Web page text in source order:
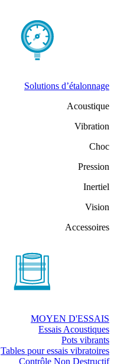
Solutions d’étalonnage
Acoustique
Vibration
Choc
Pression
Inertiel
Vision
Accessoires
MOYEN D'ESSAIS
Essais Acoustiques
Pots vibrants
Tables pour essais vibratoires
Contrôle Non Destructif